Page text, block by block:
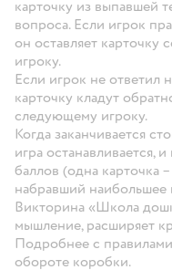
карточку из выпавшей
вопроса. Если игрок
он оставляет
игроку.
Если игрок не ответил
карточку кладут
следующему игроку.
Когда заканчивается
игра останавливается,
баллов (одна карточка
набравший наибольшее
Викторина «Школа
мышление, расширяет
Подробнее с
обороте коробки.